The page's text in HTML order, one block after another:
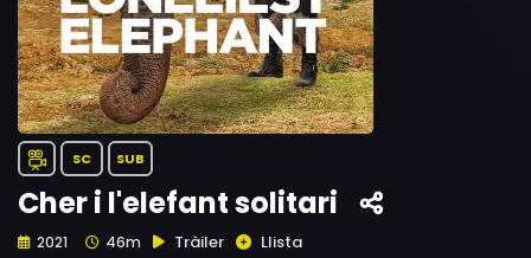
SC SUB
Cher i l'elefant solitari
2021 46m Tràiler Llista